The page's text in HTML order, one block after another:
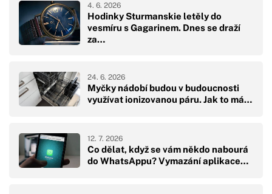
Hodinky Sturmanskie letěly do
vesmíru s Gagarinem. Dnes se draží
za…
4. 6. 2026
Myčky nádobí budou v budoucnosti
využívat ionizovanou páru. Jak to má…
24. 6. 2026
Co dělat, když se vám někdo nabourá
do WhatsAppu? Vymazání aplikace…
12. 7. 2026